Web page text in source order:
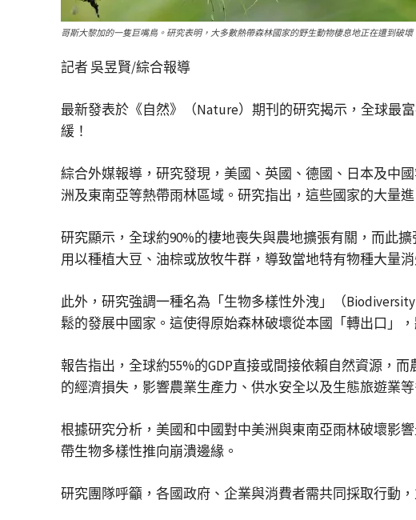
哥斯大黎加的一隻巨嘴鳥。研究表明，大多數熱帶森林國家的野生動物棲息地正在遭到破
記者 吳昱賢/綜合報導
最新發表於《自然》（Nature）期刊的研究揭示，全球最
緩！
綜合外媒報導，研究發現，美國、英國、德國、日本及中
洲及東南亞等熱帶雨林區域。研究指出，這些國家的大量
研究顯示，全球約90%的棲地喪失與農地擴張有關，而此
用以種植大豆、油棕或放牧牛群，導致當地特有物種大量
此外，研究強調一種名為「生物多樣性外洩」（
鬆的發展中國家。這使得原始森林破壞從本國「轉出口」
報告指出，全球約55%的GDP直接或間接依賴自然資源，
的經濟損失，影響農業生產力、供水安全以及生態旅遊業
根據研究分析，美國和中國對中美洲與東南亞雨林破壞影
帶生物多樣性推向崩潰邊緣。
研究團隊呼籲，各國政府、企業與消費者需共同採取行動